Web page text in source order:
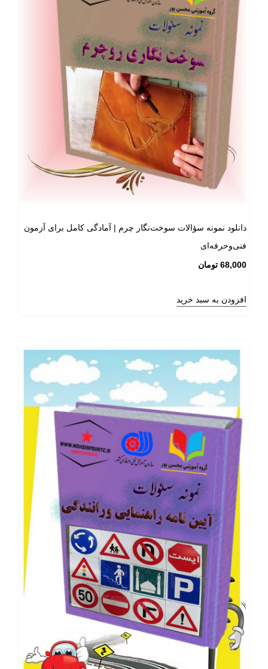
دانلود نمونه سؤالات سوخت‌نگار چرم | آمادگی کامل برای آزمون
فنی‌وحرفه‌ای
68,000 تومان
افزودن به سبد خرید